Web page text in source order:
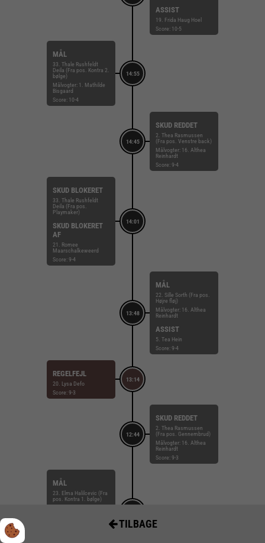
ASSIST
19. Frida Haug Hoel
Score: 10-5
14:55
MÅL
33. Thale Rushfeldt
Deila (Fra pos. Kontra 2.
bølge)
Målvogter: 1. Mathilde
Bisgaard
Score: 10-4
14:45
SKUD REDDET
2. Thea Rasmussen
(Fra pos. Venstre back)
Målvogter: 16. Althea
Reinhardt
Score: 9-4
14:01
SKUD BLOKERET
33. Thale Rushfeldt
Deila (Fra pos.
Playmaker)
SKUD BLOKERET
AF
21. Romee
Maarschalkeweerd
Score: 9-4
13:48
MÅL
22. Sille Sorth (Fra pos.
Højre fløj)
Målvogter: 16. Althea
Reinhardt
ASSIST
5. Tea Hein
Score: 9-4
13:14
REGELFEJL
20. Lysa Defo
Score: 9-3
12:44
SKUD REDDET
2. Thea Rasmussen
(Fra pos. Gennembrud)
Målvogter: 16. Althea
Reinhardt
Score: 9-3
MÅL
23. Elma Halilcevic (Fra
pos. Kontra 1. bølge)
TILBAGE